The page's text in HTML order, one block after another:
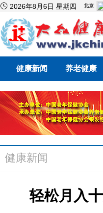
 2026年8月6日 星期四
健康新闻 养老健康
健康新闻
轻松月入